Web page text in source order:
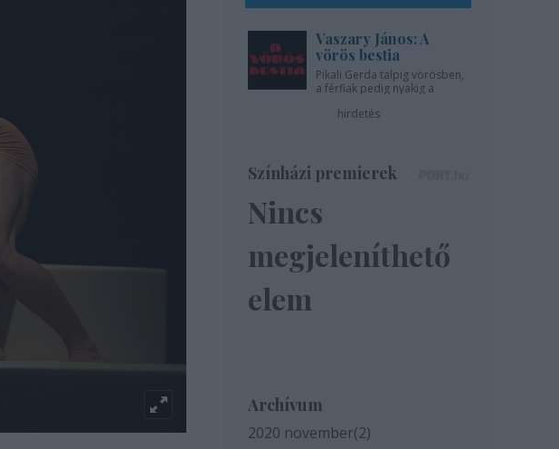
Vaszary János: A
vörös bestia
Pikali Gerda talpig vörösben,
a férfiak pedig nyakig a
hirdetés
Színházi premierek
Nincs
megjeleníthető
elem
Archívum
2020 november(2)